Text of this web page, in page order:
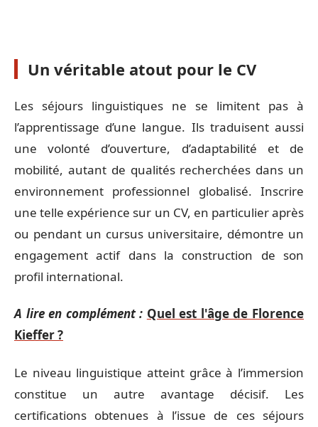
Un véritable atout pour le CV
Les séjours linguistiques ne se limitent pas à
l’apprentissage d’une langue. Ils traduisent aussi
une volonté d’ouverture, d’adaptabilité et de
mobilité, autant de qualités recherchées dans un
environnement professionnel globalisé. Inscrire
une telle expérience sur un CV, en particulier après
ou pendant un cursus universitaire, démontre un
engagement actif dans la construction de son
profil international.
A lire en complément : Quel est l'âge de Florence
Kieffer ?
Le niveau linguistique atteint grâce à l’immersion
constitue un autre avantage décisif. Les
certifications obtenues à l’issue de ces séjours